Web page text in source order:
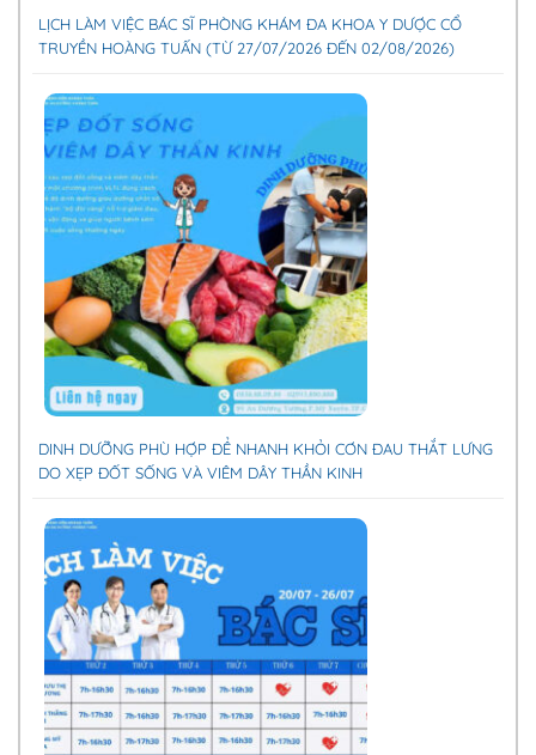
LỊCH LÀM VIỆC BÁC SĨ PHÒNG KHÁM ĐA KHOA Y DƯỢC CỔ
TRUYỀN HOÀNG TUẤN (TỪ 27/07/2026 ĐẾN 02/08/2026)
DINH DƯỠNG PHÙ HỢP ĐỂ NHANH KHỎI CƠN ĐAU THẮT LƯNG
DO XẸP ĐỐT SỐNG VÀ VIÊM DÂY THẦN KINH